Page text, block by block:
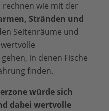
rechnen wie mit der
Stränden und
Seitenräume und
in denen Fische
finden.
würde sich
dabei wertvolle